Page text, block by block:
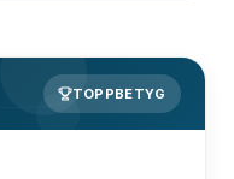
TOPPBETYG